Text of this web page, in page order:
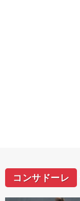
コンサドーレ